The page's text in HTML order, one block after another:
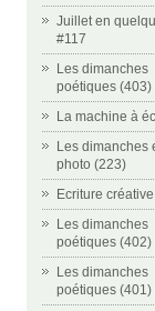
Juillet en
#117
Les dimanches
poétiques (403)
La machine à
Les dimanches
photo (223)
Ecriture
Les dimanches
poétiques (402)
Les dimanches
poétiques (401)